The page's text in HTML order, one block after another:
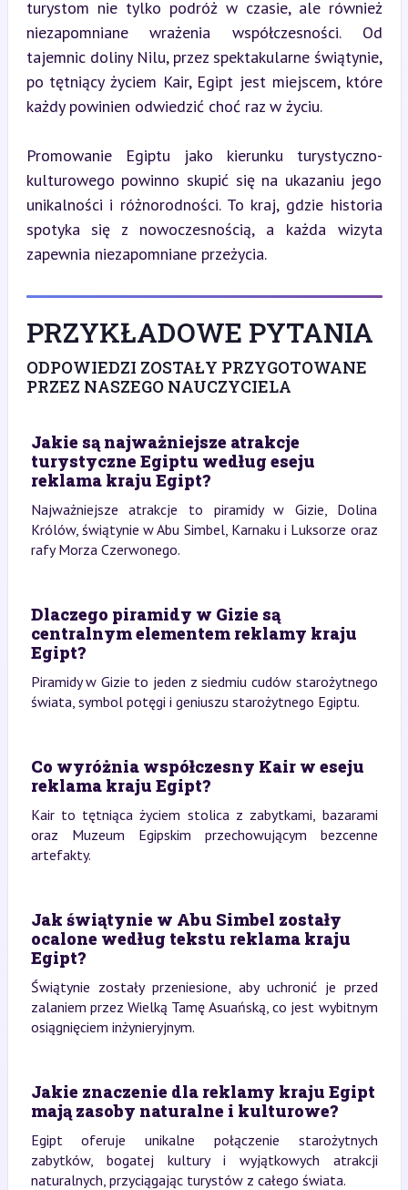
turystom nie tylko podróż w czasie, ale również
niezapomniane wrażenia współczesności. Od
tajemnic doliny Nilu, przez spektakularne świątynie,
po tętniący życiem Kair, Egipt jest miejscem, które
każdy powinien odwiedzić choć raz w życiu.
Promowanie Egiptu jako kierunku turystyczno-
kulturowego powinno skupić się na ukazaniu jego
unikalności i różnorodności. To kraj, gdzie historia
spotyka się z nowoczesnością, a każda wizyta
zapewnia niezapomniane przeżycia.
PRZYKŁADOWE PYTANIA
ODPOWIEDZI ZOSTAŁY PRZYGOTOWANE
PRZEZ NASZEGO NAUCZYCIELA
Jakie są najważniejsze atrakcje
turystyczne Egiptu według eseju
reklama kraju Egipt?
Najważniejsze atrakcje to piramidy w Gizie, Dolina
Królów, świątynie w Abu Simbel, Karnaku i Luksorze oraz
rafy Morza Czerwonego.
Dlaczego piramidy w Gizie są
centralnym elementem reklamy kraju
Egipt?
Piramidy w Gizie to jeden z siedmiu cudów starożytnego
świata, symbol potęgi i geniuszu starożytnego Egiptu.
Co wyróżnia współczesny Kair w eseju
reklama kraju Egipt?
Kair to tętniąca życiem stolica z zabytkami, bazarami
oraz Muzeum Egipskim przechowującym bezcenne
artefakty.
Jak świątynie w Abu Simbel zostały
ocalone według tekstu reklama kraju
Egipt?
Świątynie zostały przeniesione, aby uchronić je przed
zalaniem przez Wielką Tamę Asuańską, co jest wybitnym
osiągnięciem inżynieryjnym.
Jakie znaczenie dla reklamy kraju Egipt
mają zasoby naturalne i kulturowe?
Egipt oferuje unikalne połączenie starożytnych
zabytków, bogatej kultury i wyjątkowych atrakcji
naturalnych, przyciągając turystów z całego świata.